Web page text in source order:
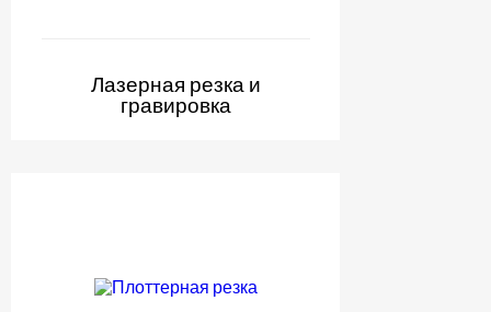
Лазерная резка и
гравировка